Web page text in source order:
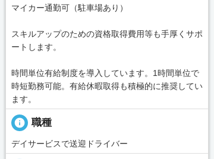
マイカー通勤可（駐車場あり）
スキルアップのための資格取得費用等も手厚くサポ
ートします。
時間単位有給制度を導入しています。1時間単位で
時短勤務可能。有給休暇取得も積極的に推奨してい
ます。
info 職種
デイサービスで送迎ドライバー